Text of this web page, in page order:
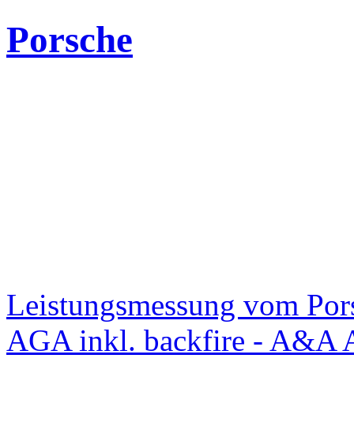
Porsche
Leistungsmessung vom
AGA inkl. backfire - A&A